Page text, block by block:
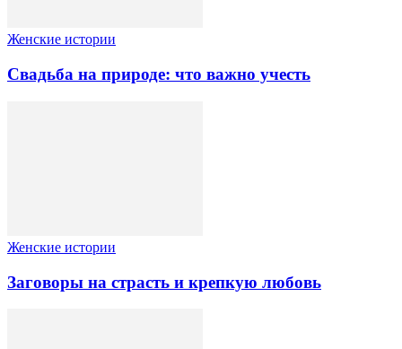
Женские истории
Свадьба на природе: что важно учесть
Женские истории
Заговоры на страсть и крепкую любовь